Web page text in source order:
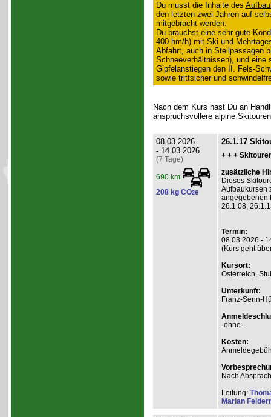
Du musst die Inhalte des
den letzten zwei Jahren auf
mitgebracht werden.
Du brauchst eine sehr gute
400 hm/h) mit Ski und
Abfahrt, auch in Steilpassagen
Schneeverhältnissen), und
Gipfelanstiegen den II. Fels-
sowie trittsicher und
Nach dem Kurs hast Du an
anspruchsvollere alpine
08.03.2026
- 14.03.2026
(7 Tage)
690 km
208 kg CO2e
26.1.17
+ + +
zusätzliche
Dieses
Aufbaukursen
angegebenen
26.1.08,
Termin:
08.03.2026 -
(Kurs geht
Kursort:
Österreich,
Unterkunft:
Franz-Senn-
-ohne-
Kosten:
Nach
Leitung:
Marian